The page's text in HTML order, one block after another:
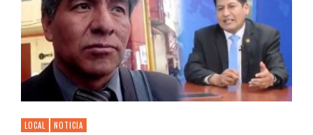
LOCAL NOTICIA